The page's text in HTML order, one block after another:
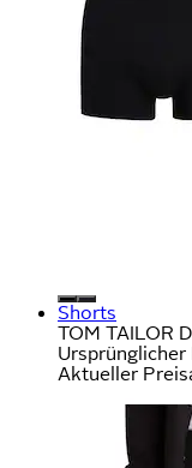
Shorts
TOM TAILOR
Ursprünglicher
Aktueller Preis